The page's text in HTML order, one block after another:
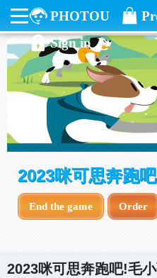
PHOTOU
Sign in
2023咪可思奔跑
End the game Order
2023咪可思奔跑吧!毛